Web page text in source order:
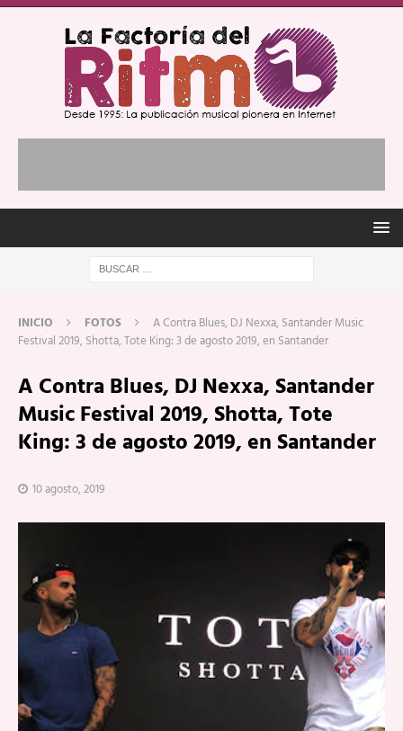
INICIO FOTOS
A Contra Blues, DJ Nexxa, Santander Music
Festival 2019, Shotta, Tote King: 3 de agosto 2019, en Santander
A Contra Blues, DJ Nexxa, Santander
Music Festival 2019, Shotta, Tote
King: 3 de agosto 2019, en Santander
10 agosto, 2019